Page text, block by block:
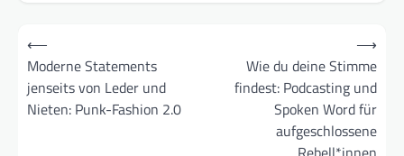
Beitragsnavigation
⟵
Moderne Statements
jenseits von Leder und
Nieten: Punk-Fashion 2.0
Wie du deine Stimme
findest: Podcasting und
Spoken Word für
aufgeschlossene
⟶